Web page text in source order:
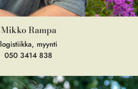
Mikko Rampa
logistiikka, myynti
050 3414 838